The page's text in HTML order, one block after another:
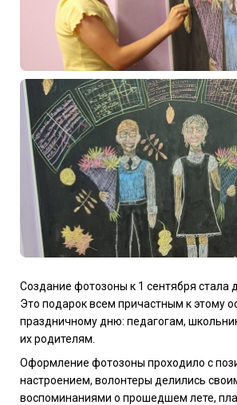
Создание фотозоны к 1 сентября стала
Это подарок всем причастным к этому
праздничному дню: педагогам,
их родителям.
Оформление фотозоны проходило с
настроением, волонтеры делились
воспоминаниями о прошедшем лете,